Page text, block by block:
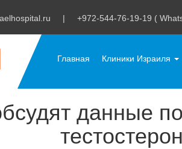
| +972-544-76-19-19 (
Главная Клиники Израиля
данные